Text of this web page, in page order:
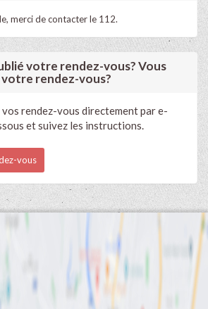
merci de contacter le 112.
votre rendez-vous? Vous
rendez-vous?
vos rendez-vous directement par e-
et suivez les instructions.
vous